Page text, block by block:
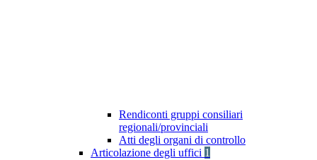
Rendiconti gruppi consiliari
regionali/provinciali
Atti degli organi di controllo
Articolazione degli uffici 1